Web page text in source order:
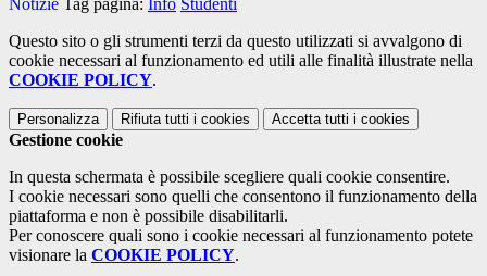
Notizie Tag pagina: Info Studenti
Questo sito o gli strumenti terzi da questo utilizzati si avvalgono di
cookie necessari al funzionamento ed utili alle finalità illustrate nella
COOKIE POLICY.
Personalizza Rifiuta tutti i cookies Accetta tutti i cookies
Gestione cookie
In questa schermata è possibile scegliere quali cookie consentire.
I cookie necessari sono quelli che consentono il funzionamento della
piattaforma e non è possibile disabilitarli.
Per conoscere quali sono i cookie necessari al funzionamento potete
visionare la COOKIE POLICY.